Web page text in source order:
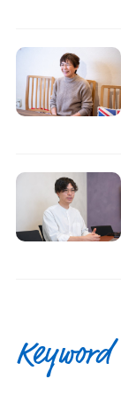
Keyword